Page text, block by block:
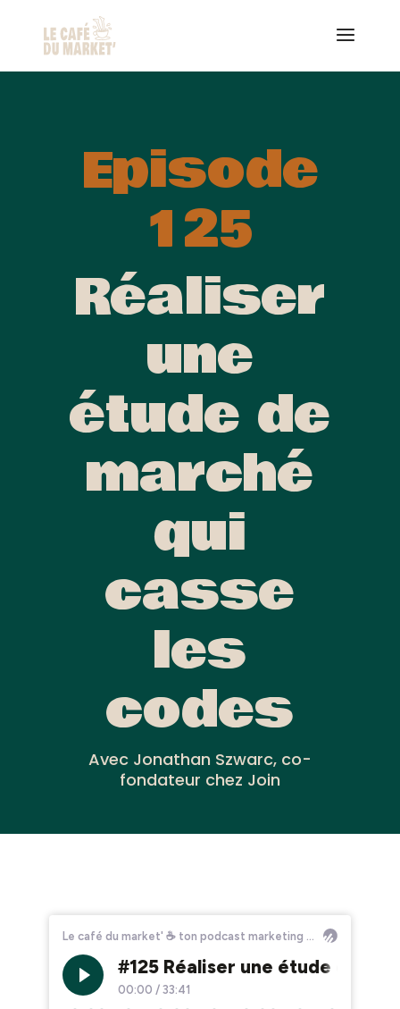
Episode
125
Réaliser
une
étude de
marché
qui
casse
les
codes
Avec Jonathan Szwarc, co-
fondateur chez Join